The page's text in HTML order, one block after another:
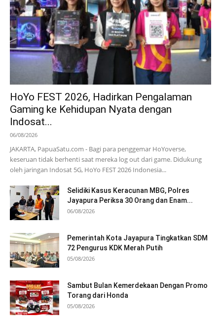
HoYo FEST 2026, Hadirkan Pengalaman
Gaming ke Kehidupan Nyata dengan
Indosat...
06/08/2026
JAKARTA, PapuaSatu.com - Bagi para penggemar HoYoverse,
keseruan tidak berhenti saat mereka log out dari game. Didukung
oleh jaringan Indosat 5G, HoYo FEST 2026 Indonesia...
Selidiki Kasus Keracunan MBG, Polres
Jayapura Periksa 30 Orang dan Enam...
06/08/2026
Pemerintah Kota Jayapura Tingkatkan SDM
72 Pengurus KDK Merah Putih
05/08/2026
Sambut Bulan Kemerdekaan Dengan Promo
Torang dari Honda
05/08/2026